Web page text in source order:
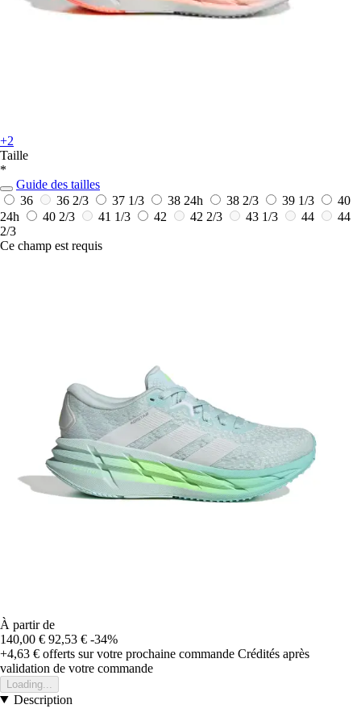
+2
Taille
*
Guide des tailles
36
36 2/3 37 1/3 38 24h 38 2/3 39 1/3
40
24h
40 2/3 41 1/3 42 42 2/3 43 1/3 44
44
2/3
Ce champ est requis
À partir de
140,00 € 92,53 € -34%
+4,63 € offerts sur votre prochaine commande Crédités après
validation de votre commande
Loading...
Description